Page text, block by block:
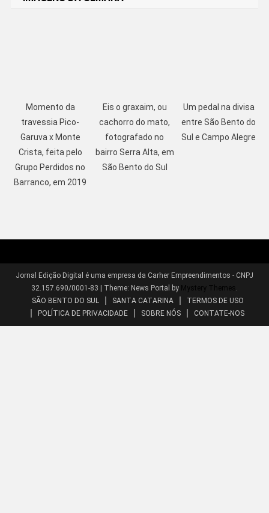
Momento da
travessia Pico-
Garuva x Monte
Crista, feita pelo
Grupo Perdidos no
Barranco, em 2019
Eis o graxaim, ou
cachorro do mato,
fotografado no
bairro Serra Alta, em
São Bento do Sul
Um pedal na divisa
entre São Bento do
Sul e Campo Alegre
Jornal Edição Digital é uma empresa da Carher Empreendimentos - CNPJ
32.157.690/0001-83
Theme: News Portal by Mystery Themes .
SÃO BENTO DO SUL
SANTA CATARINA
TERMOS DE USO
POLÍTICA DE PRIVACIDADE
SOBRE NÓS CONTATE-NOS